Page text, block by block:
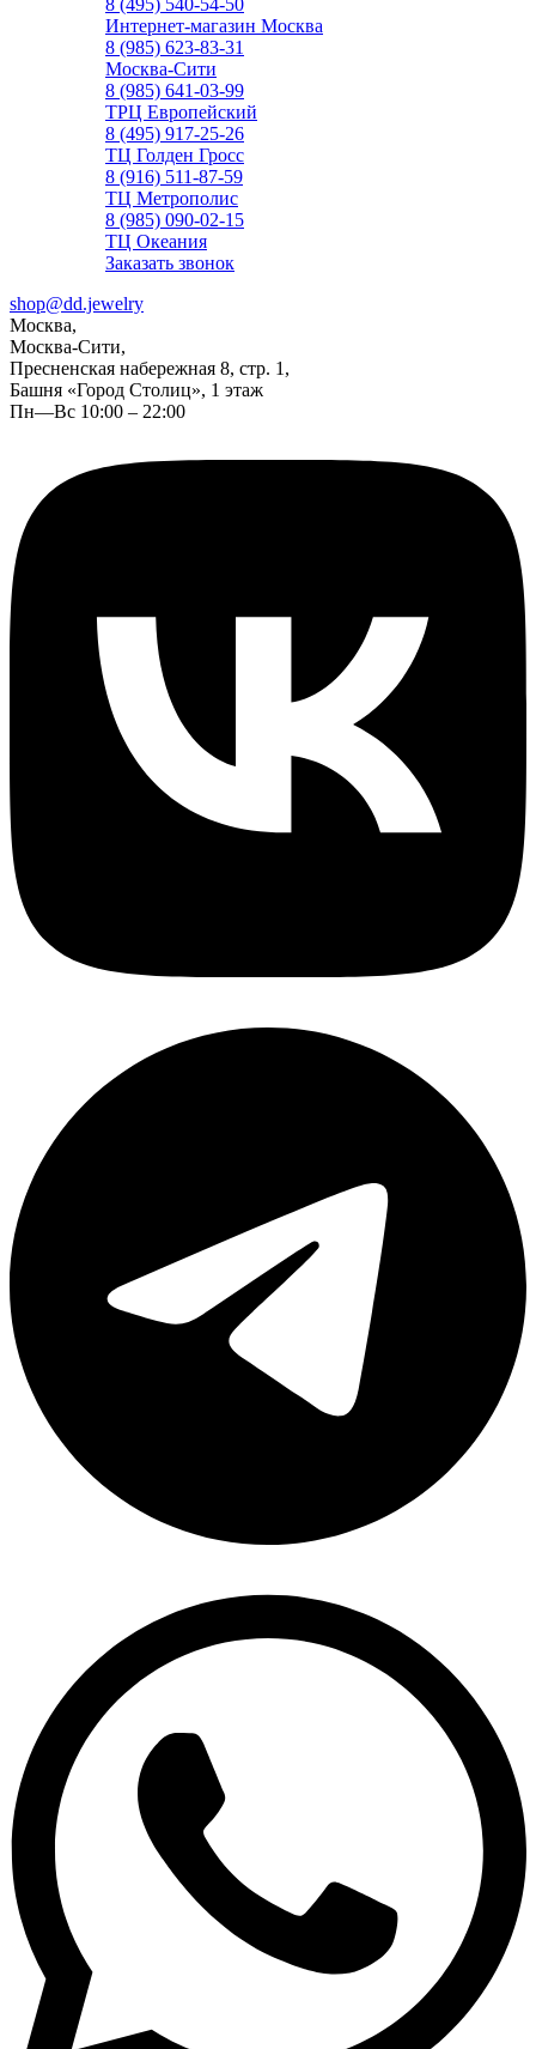
8 (495) 540-54-50
Интернет-магазин Москва
8 (985) 623-83-31
Москва-Сити
8 (985) 641-03-99
ТРЦ Европейский
8 (495) 917-25-26
ТЦ Голден Гросс
8 (916) 511-87-59
ТЦ Метрополис
8 (985) 090-02-15
ТЦ Океания
Заказать звонок
shop@dd.jewelry
Москва,
Москва-Сити,
Пресненская набережная 8, стр. 1,
Башня «Город Столиц», 1 этаж
Пн—Вс 10:00 – 22:00